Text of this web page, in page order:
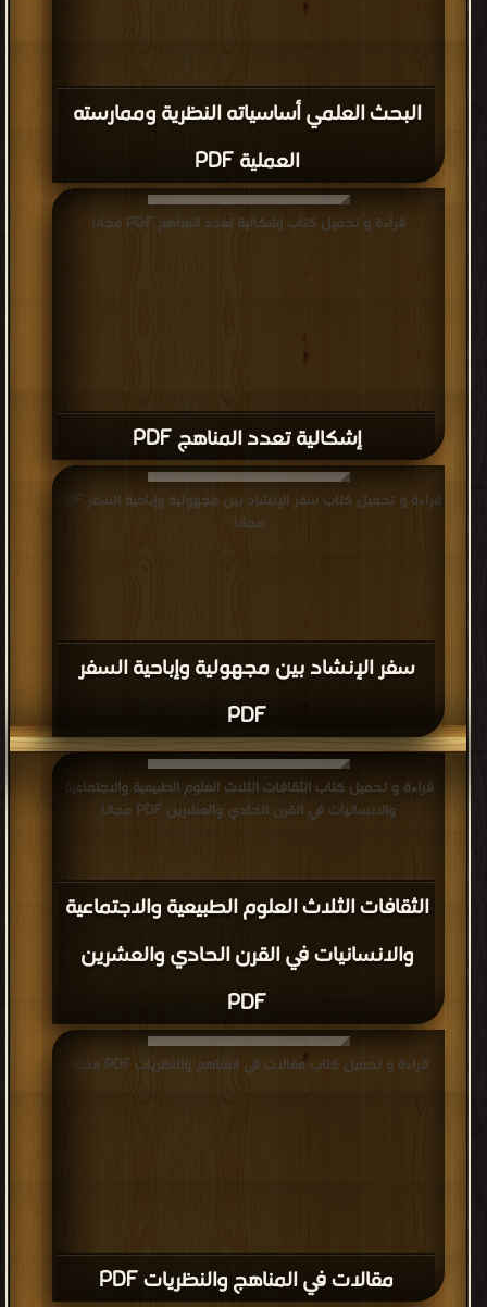
البحث العلمي أساسياته النظرية وممارسته
العملية PDF
إشكالية تعدد المناهج PDF
قراءة و تحميل كتاب إشكالية تعدد المناهج PDF مجانا
سفر الإنشاد بين مجهولية وإباحية السفر
PDF
قراءة و تحميل كتاب سفر الإنشاد بين مجهولية وإباحية السفر PDF
مجانا
الثقافات الثلاث العلوم الطبيعية والاجتماعية
والانسانيات في القرن الحادي والعشرين
PDF
قراءة و تحميل كتاب الثقافات الثلاث العلوم الطبيعية والاجتماعية
والانسانيات في القرن الحادي والعشرين PDF مجانا
مقالات في المناهج والنظريات PDF
قراءة و تحميل كتاب مقالات في المناهج والنظريات PDF مجانا